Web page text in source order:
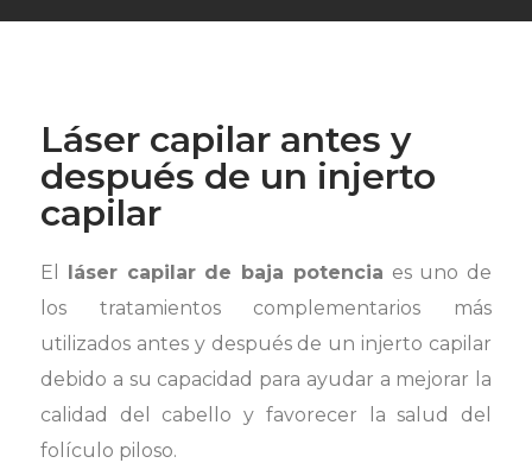
Láser capilar antes y
después de un injerto
capilar
El láser capilar de baja potencia es uno de
los tratamientos complementarios más
utilizados antes y después de un injerto capilar
debido a su capacidad para ayudar a mejorar la
calidad del cabello y favorecer la salud del
folículo piloso.